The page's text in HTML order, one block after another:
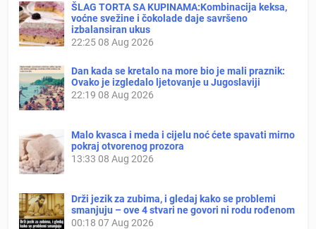
ŠLAG TORTA SA KUPINAMA:Kombinacija keksa,
voćne svežine i čokolade daje savršeno
izbalansiran ukus
22:2508 Aug 2026
Dan kada se kretalo na more bio je mali praznik:
Ovako je izgledalo ljetovanje u Jugoslaviji
22:19 08 Aug 2026
Malo kvasca i meda i cijelu noć ćete spavati mirno
pokraj otvorenog prozora
13:33 08 Aug 2026
Drži jezik za zubima, i gledaj kako se problemi
smanjuju – ove 4 stvari ne govori ni rodu rođenom
00:18 07 Aug 2026